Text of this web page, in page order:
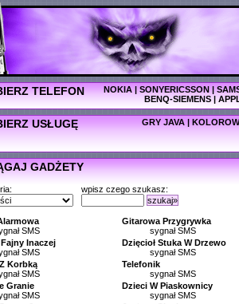
TELEFON NOKIA|SONYERICSSON|
BENQ-SIEMENS|
USŁUGĘ GRY JAVA |
GADŻETY
wpisz czego szukasz:
szukaj»
SMS
Gitarowa Przygrywka
sygnał SMS
Inaczej
SMS
Dzięcioł Stuka W Drzewo
sygnał SMS
Korbką
SMS
Telefonik
sygnał SMS
Granie
SMS
Dzieci W Piaskownicy
sygnał SMS